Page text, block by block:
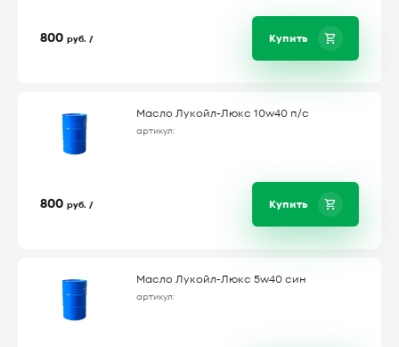
800 руб. / Купить
Масло Лукойл-Люкс 10w40 п/с
артикул:
800 руб. / Купить
Масло Лукойл-Люкс 5w40 син
артикул: